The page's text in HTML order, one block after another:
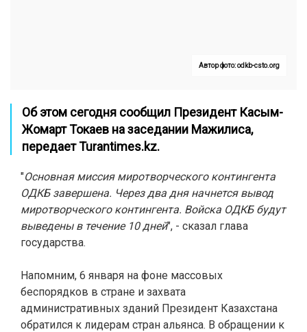
Автор фото: odkb-csto.org
Об этом сегодня сообщил Президент Касым-
Жомарт Токаев на заседании Мажилиса,
передаетTurantimes.kz.
"Основная миссия миротворческого контингента
ОДКБ завершена. Через два дня начнется вывод
миротворческого контингента. Войска ОДКБ будут
выведены в течение 10 дней", - сказал глава
государства.
Напомним, 6 января на фоне массовых
беспорядков в стране и захвата
административных зданий Президент Казахстана
обратился к лидерам стран альянса. В обращении к